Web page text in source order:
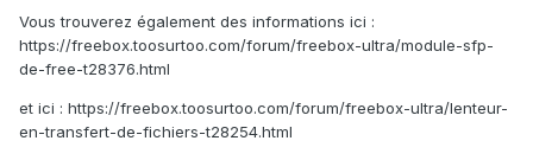
Vous trouverez également des informations ici :
https://freebox.toosurtoo.com/forum/freebox-ultra/module-sfp-
de-free-t28376.html
et ici : https://freebox.toosurtoo.com/forum/freebox-ultra/lenteur-
en-transfert-de-fichiers-t28254.html